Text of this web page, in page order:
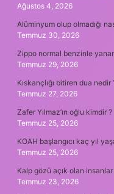
Ağustos 4, 2026
Alüminyum olup olmadığı
Temmuz 30, 2026
Zippo normal benzinle yanar
Temmuz 29, 2026
Kıskançlığı bitiren dua nedir
Temmuz 27, 2026
Zafer Yılmaz’ın oğlu kimdir ?
Temmuz 25, 2026
KOAH başlangıcı kaç yıl
Temmuz 25, 2026
Kalp gözü açık olan
Temmuz 23, 2026